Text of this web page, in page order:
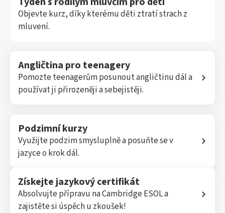
Objevte kurz, díky kterému děti ztratí strach z
mluvení.
Angličtina pro teenagery
Pomozte teenagerům posunout angličtinu dál a
používat ji přirozeněji a sebejistěji.
Podzimní kurzy
Využijte podzim smysluplně a posuňte se v
jazyce o krok dál.
Získejte jazykový certifikát
Absolvujte přípravu na Cambridge ESOL a
zajistěte si úspěch u zkoušek!